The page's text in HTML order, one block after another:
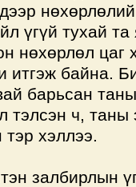
үгүй тухай
нөхөрлөл цаг
итгэж байна.
барьсан
тэлсэн ч, таны
хэллээ.
залбирлын